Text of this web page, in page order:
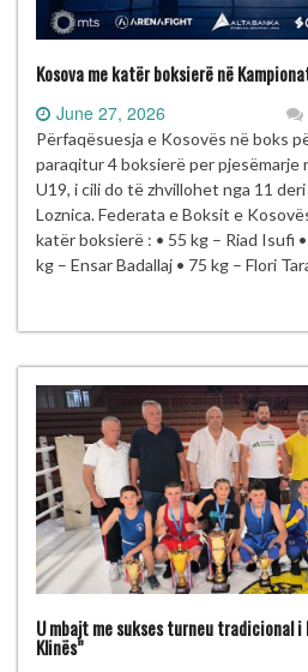
Kosova me katër boksierë në
June 27, 2026
Përfaqësuesja e Kosovës në boks
paraqitur 4 boksierë per pjesëmarje
U19, i cili do të zhvillohet nga 11
Loznica. Federata e Boksit e
katër boksierë : • 55 kg – Riad Isufi
kg – Ensar Badallaj • 75 kg – Flori
U mbajt me sukses turneu tradicional
Klinës”